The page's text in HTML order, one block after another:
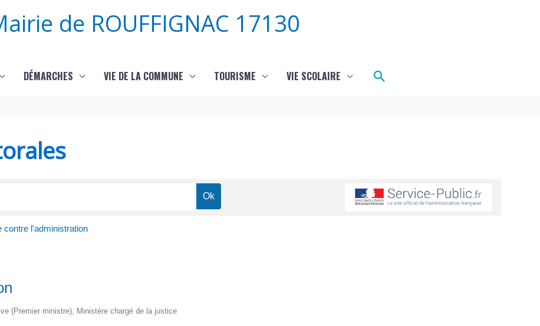
de ROUFFIGNAC 17130
DÉMARCHES VIE DE LA COMMUNE TOURISME VIE SCOLAIRE Rechercher
contre l'administration
(Premier ministre), Ministère chargé de la justice